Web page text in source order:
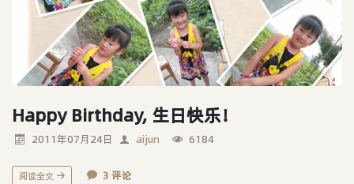
Happy Birthday, 生日快乐！
2011年07月24日 aijun 6184
阅读全文 3 评论